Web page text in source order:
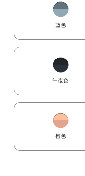
蓝色
午夜色
橙色